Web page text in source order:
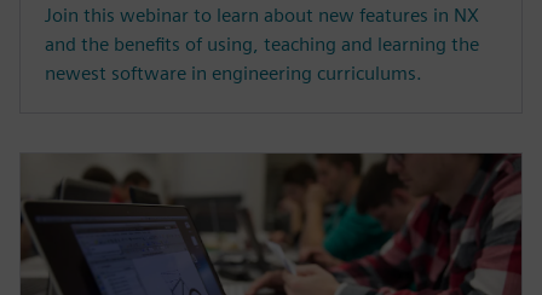
Join this webinar to learn about new features in NX
and the benefits of using, teaching and learning the
newest software in engineering curriculums.